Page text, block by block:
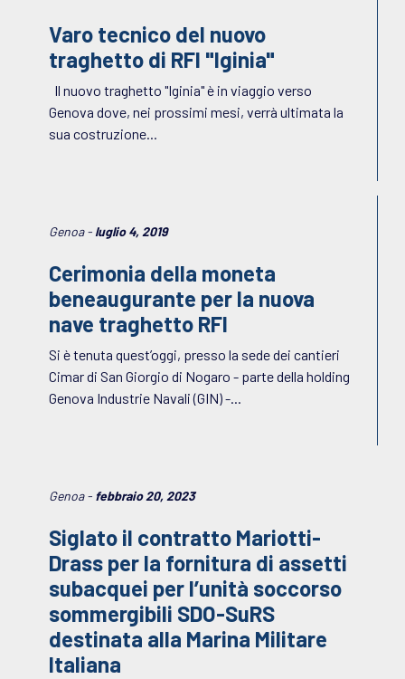
Varo tecnico del nuovo
traghetto di RFI "Iginia"
Il nuovo traghetto "Iginia" è in viaggio verso
Genova dove, nei prossimi mesi, verrà ultimata la
sua costruzione...
Genoa - luglio 4, 2019
Cerimonia della moneta
beneaugurante per la nuova
nave traghetto RFI
Si è tenuta quest’oggi, presso la sede dei cantieri
Cimar di San Giorgio di Nogaro - parte della holding
Genova Industrie Navali (GIN) -...
Genoa - febbraio 20, 2023
Siglato il contratto Mariotti-
Drass per la fornitura di assetti
subacquei per l’unità soccorso
sommergibili SDO-SuRS
destinata alla Marina Militare
Italiana